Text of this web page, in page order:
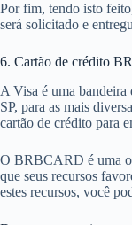
Por fim, tendo isto
será solicitado e
6. Cartão de crédito
A Visa é uma bandeira
SP, para as mais
cartão de crédito para
O BRBCARD é uma
que seus recursos
estes recursos, você